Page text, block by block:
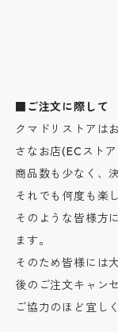
■ご注文に際して
クマドリストアは
さなお店(ECストア
商品数も少なく、
それでも何度も楽
そのような皆様方
ます。
そのため皆様には
後のご注文キャン
ご協力のほど宜し